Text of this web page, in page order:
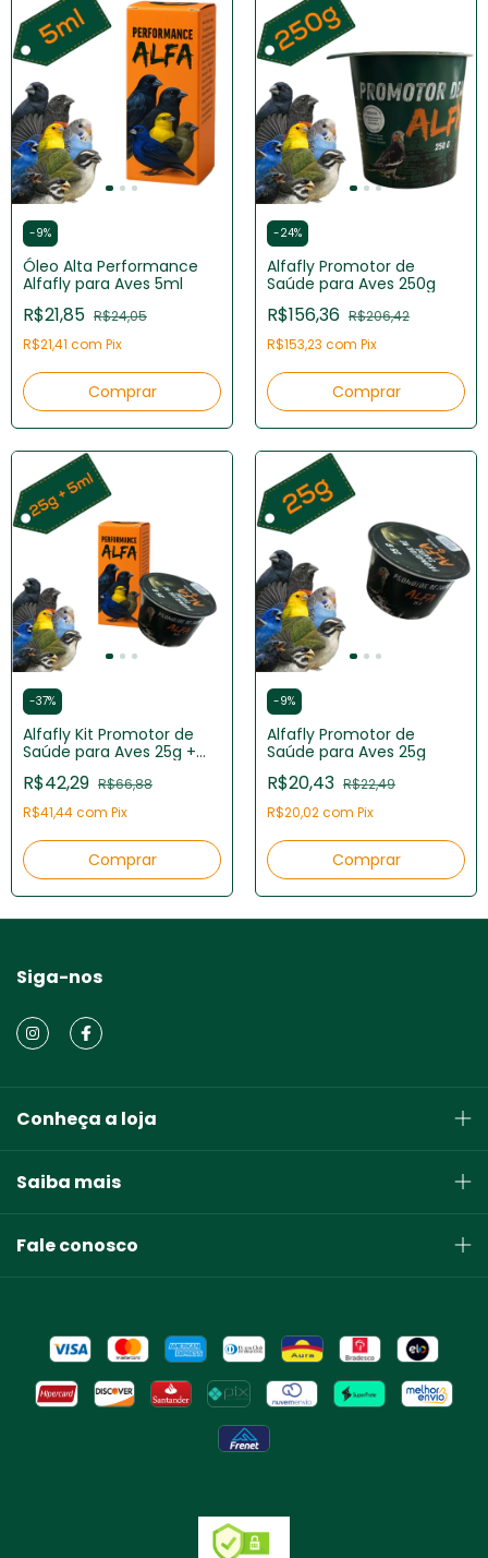
-9%
Óleo Alta Performance
Alfafly para Aves 5ml
R$21,85 R$24,05
R$21,41 com Pix
-24%
Alfafly Promotor de
Saúde para Aves 250g
R$156,36 R$206,42
R$153,23 com Pix
-37%
Alfafly Kit Promotor de
Saúde para Aves 25g +
Óleo 5ml
R$42,29 R$66,88
R$41,44com Pix
-9%
Alfafly Promotor de
Saúde para Aves 25g
R$20,43 R$22,49
R$20,02com Pix
Siga-nos
Conheça a loja
Saiba mais
Fale conosco